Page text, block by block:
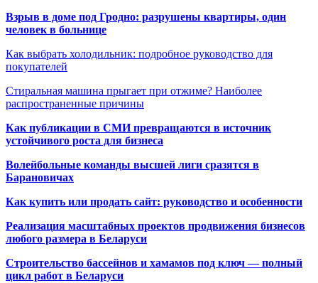
Взрыв в доме под Гродно: разрушены квартиры, один
человек в больнице
Как выбрать холодильник: подробное руководство для
покупателей
Стиральная машина прыгает при отжиме? Наиболее
распространенные причины
Как публикации в СМИ превращаются в источник
устойчивого роста для бизнеса
Волейбольные команды высшей лиги сразятся в
Барановичах
Как купить или продать сайт: руководство и особенности
Реализация масштабных проектов продвижения бизнесов
любого размера в Беларуси
Строительство бассейнов и хамамов под ключ — полный
цикл работ в Беларуси